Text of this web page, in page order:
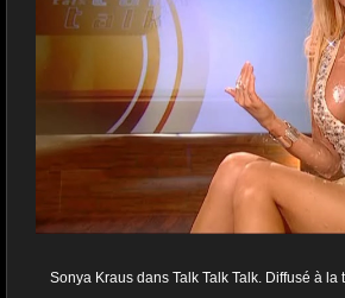
Sonya Kraus dans Talk Talk Talk. Diffusé à la